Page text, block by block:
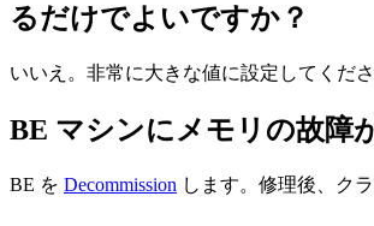
るだけでよいですか？
いいえ。非常に大きな値に設定してくださ
BE マシンにメモリの故障
BE を Decommission します。修理後、ク